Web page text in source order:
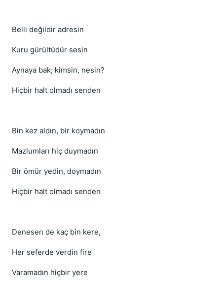
Belli değildir adresin
Kuru gürültüdür sesin
Aynaya bak; kimsin, nesin?
Hiçbir halt olmadı senden
Bin kez aldın, bir koymadın
Mazlumları hiç duymadın
Bir ömür yedin, doymadın
Hiçbir halt olmadı senden
Denesen de kaç bin kere,
Her seferde verdin fire
Varamadın hiçbir yere